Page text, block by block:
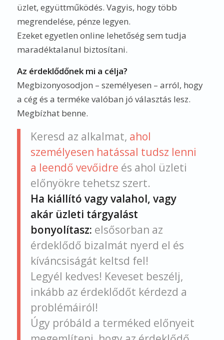
üzlet, együttműködés. Vagyis, hogy több
megrendelése, pénze legyen.
Ezeket egyetlen online lehetőség sem tudja
maradéktalanul biztosítani.
Az érdeklődőnek mi a célja?
Megbizonyosodjon – személyesen – arról, hogy
a cég és a terméke valóban jó választás lesz.
Megbízhat benne.
Keresd az alkalmat, ahol
személyesen hatással tudsz lenni
a leendő vevőidre és ahol üzleti
előnyökre tehetsz szert.
Ha kiállító vagy valahol, vagy
akár üzleti tárgyalást
bonyolítasz: elsősorban az
érdeklődő bizalmát nyerd el és
kíváncsiságát keltsd fel!
Legyél kedves! Keveset beszélj,
inkább az érdeklődőt kérdezd a
problémáiról!
Úgy próbáld a terméked előnyeit